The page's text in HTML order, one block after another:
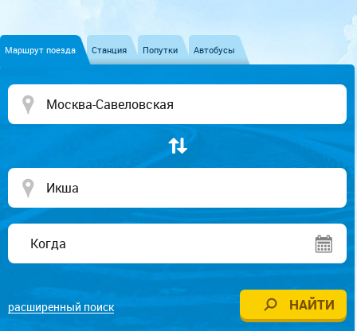
Маршрут поезда Станция Попутки Автобусы
расширенный поиск